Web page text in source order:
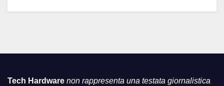
Tech Hardware non rappresenta una testata giornalistica